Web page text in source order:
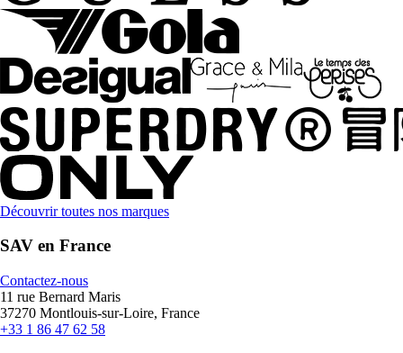
Découvrir toutes nos marques
SAV en France
Contactez-nous
11 rue Bernard Maris
37270 Montlouis-sur-Loire, France
+33 1 86 47 62 58